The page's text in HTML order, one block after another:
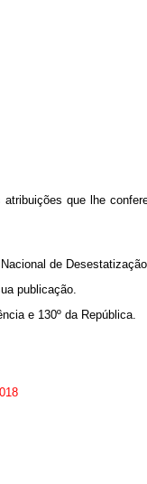
atribuições que lhe
de
publicação.
e 130º da República.